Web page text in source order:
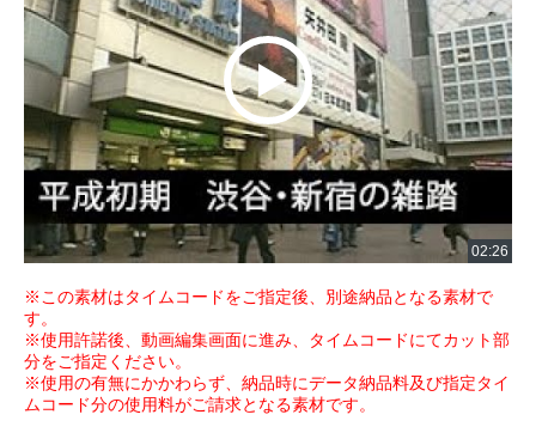
※この素材はタイムコードをご指定後、別途納品となる素材で
す。
※使用許諾後、動画編集画面に進み、タイムコードにてカット部
分をご指定ください。
※使用の有無にかかわらず、納品時にデータ納品料及び指定タイ
ムコード分の使用料がご請求となる素材です。